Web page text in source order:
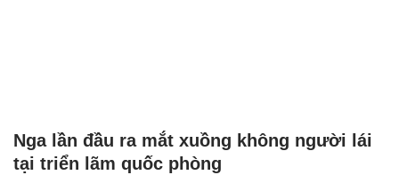
Nga lần đầu ra mắt xuồng không người lái
tại triển lãm quốc phòng